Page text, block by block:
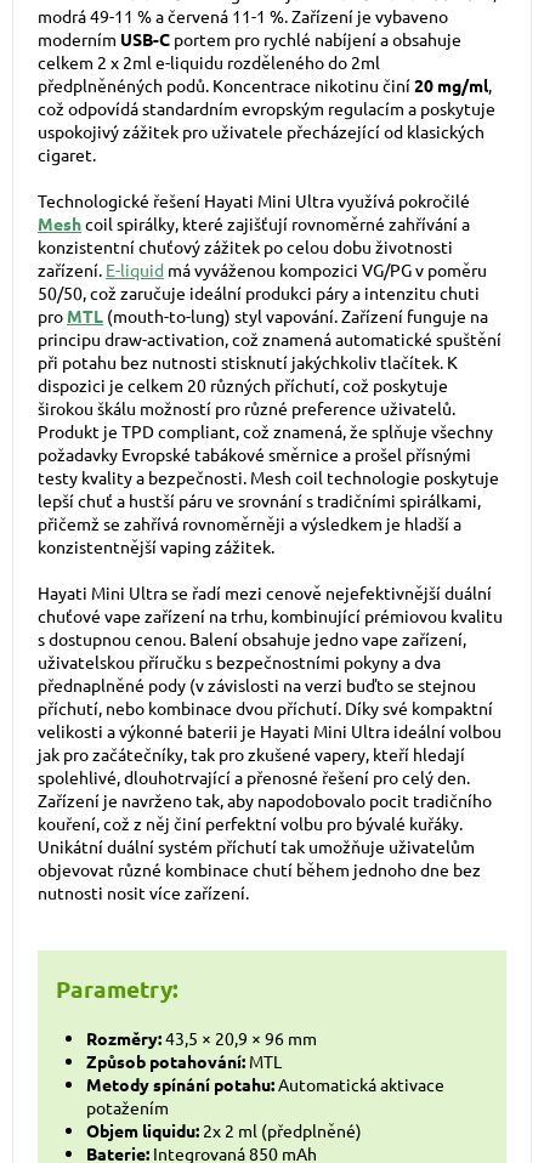
modrá 49-11 % a červená 11-1 %. Zařízení je vybaveno
moderním USB-C portem pro rychlé nabíjení a obsahuje
celkem 2 x 2ml e-liquidu rozděleného do 2ml
předplněnéných podů. Koncentrace nikotinu činí20 mg/ml,
což odpovídá standardním evropským regulacím a poskytuje
uspokojivý zážitek pro uživatele přecházející od klasických
cigaret.
Technologické řešení Hayati Mini Ultra využívá pokročilé
Meshcoil spirálky, které zajišťují rovnoměrné zahřívání a
konzistentní chuťový zážitek po celou dobu životnosti
zařízení. E-liquid má vyváženou kompozici VG/PGv poměru
50/50, což zaručuje ideální produkci páry a intenzitu chuti
pro MTL (mouth-to-lung) styl vapování. Zařízení funguje na
principu draw-activation, což znamená automatické spuštění
při potahu bez nutnosti stisknutí jakýchkoliv tlačítek. K
dispozici je celkem 20 různých příchutí, což poskytuje
širokou škálu možností pro různé preference uživatelů.
Produkt je TPD compliant, což znamená, že splňuje všechny
požadavky Evropské tabákové směrnice a prošel přísnými
testy kvality a bezpečnosti. Mesh coil technologie poskytuje
lepší chuť a hustší páru ve srovnání s tradičními spirálkami,
přičemž se zahřívá rovnoměrněji a výsledkem je hladší a
konzistentnějšívaping zážitek.
Hayati Mini Ultra se řadí mezi cenově nejefektivnější duální
chuťové vape zařízení na trhu, kombinující prémiovou kvalitu
s dostupnou cenou. Balení obsahuje jedno vape zařízení,
uživatelskou příručku s bezpečnostními pokyny a dva
přednaplněné pody (v závislosti na verzi buďto se stejnou
příchutí, nebo kombinace dvou příchutí. Díky své kompaktní
velikosti a výkonné baterii je Hayati Mini Ultra ideální volbou
jak pro začátečníky, tak pro zkušené vapery, kteří hledají
spolehlivé, dlouhotrvající a přenosné řešení pro celý den.
Zařízení je navrženo tak, aby napodobovalo pocit tradičního
kouření, což z něj činí perfektní volbu pro bývalé kuřáky.
Unikátní duální systém příchutí tak umožňuje uživatelům
objevovat různé kombinace chutí během jednoho dne bez
nutnosti nosit více zařízení.
Parametry:
Rozměry:43,5 × 20,9 × 96 mm
Způsob potahování: MTL
Metody spínání potahu:Automatická aktivace
potažením
Objem liquidu: 2x 2 ml (předplněné)
Baterie: Integrovaná 850 mAh